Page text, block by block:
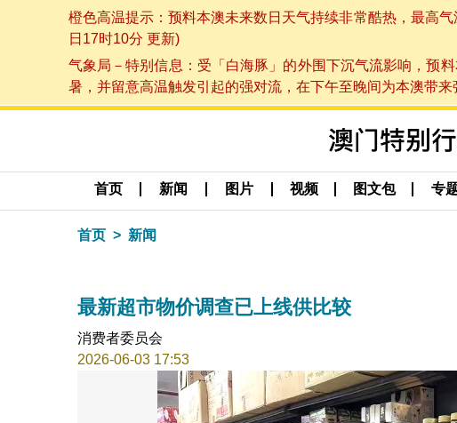
橙色高温提示：预料本澳未来数日天气持续非常酷热，最高
日17时10分 更新)
气象局－特别信息：受「白海豚」的外围下沉气流影响，预
暑，并留意高温触发引起的强对流，在下午至晚间为本澳带
首页 新闻 图片 视频 图文包 专
首页 新闻
最新超市物价调查已上线供比较
消费者委员会
2026-06-03 17:53